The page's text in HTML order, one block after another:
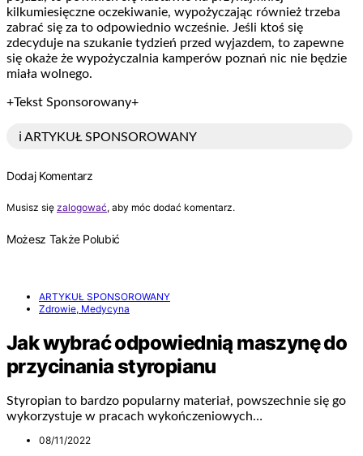
kilkumiesięczne oczekiwanie, wypożyczając również trzeba
zabrać się za to odpowiednio wcześnie. Jeśli ktoś się
zdecyduje na szukanie tydzień przed wyjazdem, to zapewne
się okaże że wypożyczalnia kamperów poznań nic nie będzie
miała wolnego.
+Tekst Sponsorowany+
ℹ️ ARTYKUŁ SPONSOROWANY
Dodaj Komentarz
Musisz się zalogować, aby móc dodać komentarz.
Możesz Także Polubić
ARTYKUŁ SPONSOROWANY
Zdrowie, Medycyna
Jak wybrać odpowiednią maszynę do
przycinania styropianu
Styropian to bardzo popularny materiał, powszechnie się go
wykorzystuje w pracach wykończeniowych…
08/11/2022